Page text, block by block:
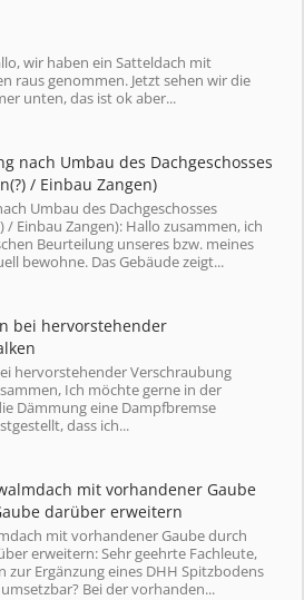
wir haben ein Satteldach mit
raus genommen. Jetzt sehen wir die
unten, das ist ok aber...
nach Umbau des Dachgeschosses
/ Einbau Zangen)
Umbau des Dachgeschosses
Einbau Zangen): Hallo zusammen, ich
Beurteilung unseres bzw. meines
bewohne. Das Gebäude zeigt...
bei hervorstehender
hervorstehender Verschraubung
Ich möchte gerne in der
Dämmung eine Dampfbremse
dass ich...
mit vorhandener Gaube
darüber erweitern
mit vorhandener Gaube durch
erweitern: Sehr geehrte Fachleute,
Ergänzung eines DHH Spitzbodens
Bei der vorhanden...